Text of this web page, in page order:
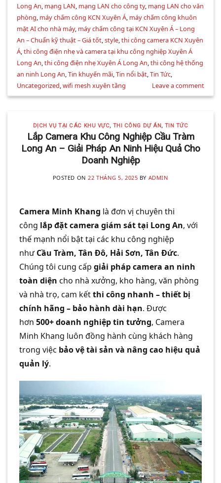
Long An, mạng LAN, mạng LAN cho công ty, mạng LAN cho văn
phòng, máy chấm công KCN Xuyên Á, máy chấm công khuôn
mặt AI cho nhà máy, máy chấm công tại KCN Xuyên Á – Long
An – Chuẩn kỹ thuật – Giá tốt,style,thi công camera KCN Xuyên
Á,thi công điện nhẹ và camera tại khu công nghiệp Xuyên Á
Long An,thi công điện nhẹ Xuyên Á Long An,thi công hệ thống
an ninh Long An,Tin khuyến mãi,Tin nổi bật,Tin Tức,
Uncategorized,wifi mesh xuyên tầng Leave a comment
DỊCH VỤ TẠI CÁC KHU VỰC, THI CÔNG DỰ ÁN, TIN TỨC
Lắp Camera Khu Công Nghiệp Cầu Tràm
Long An – Giải Pháp An Ninh Hiệu Quả Cho
Doanh Nghiệp
POSTED ON22 THÁNG 5, 2025 BY ADMIN
Camera Minh Khang là đơn vị chuyên thi
công lắp đặt camera giám sát tại Long An, với
thế mạnh nổi bật tại các khu công nghiệp
nhưCầu Tràm, Tân Đô, Hải Sơn, Tân Đức.
Chúng tôi cung cấp giải pháp camera an ninh
toàn diện cho nhà xưởng, kho hàng, văn phòng
và nhà trọ, cam kếtthi công nhanh – thiết bị
chính hãng – bảo hành dài hạn. Được
hơn 500+ doanh nghiệp tin tưởng, Camera
Minh Khang luôn đồng hành cùng khách hàng
trong việc bảo vệ tài sản và nâng cao hiệu quả
quản lý.